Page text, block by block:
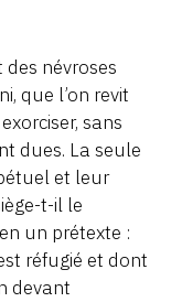
névroses
que l’on revit
sans
dues. La seule
et leur
t-il le
un prétexte :
réfugié et dont
devant